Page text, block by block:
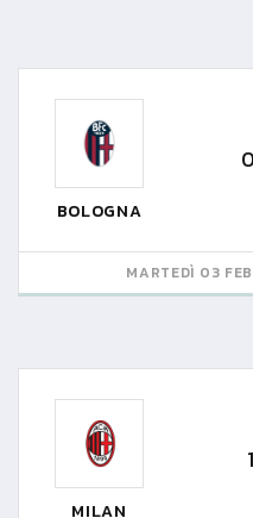
BOLOGNA
0
MARTEDÌ 03
MILAN
1